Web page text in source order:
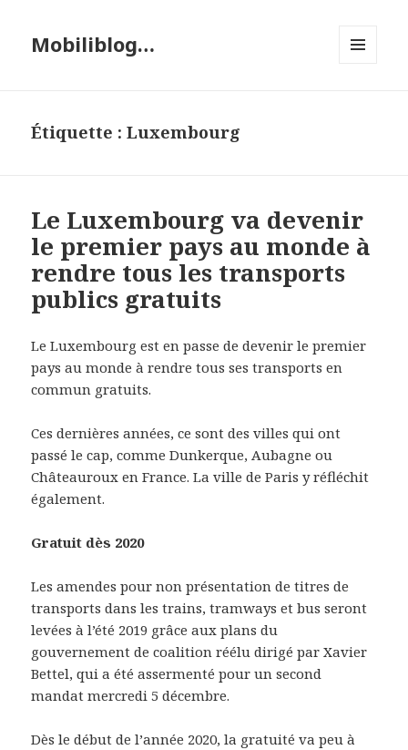
Mobiliblog…
Étiquette :Luxembourg
Le Luxembourg va devenir
le premier pays au monde à
rendre tous les transports
publics gratuits
Le Luxembourg est en passe de devenir le premier
pays au monde à rendre tous ses transports en
commun gratuits.
Ces dernières années, ce sont des villes qui ont
passé le cap, comme Dunkerque, Aubagne ou
Châteauroux en France. La ville de Paris y réfléchit
également.
Gratuit dès 2020
Les amendes pour non présentation de titres de
transports dans les trains, tramways et bus seront
levées à l’été 2019 grâce aux plans du
gouvernement de coalition réélu dirigé par Xavier
Bettel, qui a été assermenté pour un second
mandat mercredi 5 décembre.
Dès le début de l’année 2020, la gratuité va peu à